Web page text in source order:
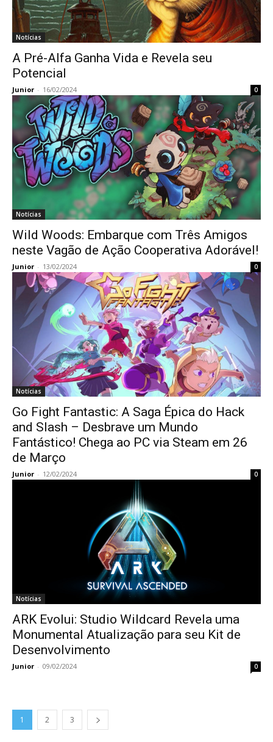
Notícias
A Pré-Alfa Ganha Vida e Revela seu
Potencial
Junior - 16/02/2024 0
Notícias
Wild Woods: Embarque com Três Amigos
neste Vagão de Ação Cooperativa Adorável!
Junior - 13/02/2024 0
Notícias
Go Fight Fantastic: A Saga Épica do Hack
and Slash – Desbrave um Mundo
Fantástico! Chega ao PC via Steam em 26
de Março
Junior - 12/02/2024 0
Notícias
ARK Evolui: Studio Wildcard Revela uma
Monumental Atualização para seu Kit de
Desenvolvimento
Junior - 09/02/2024 0
1 2 3